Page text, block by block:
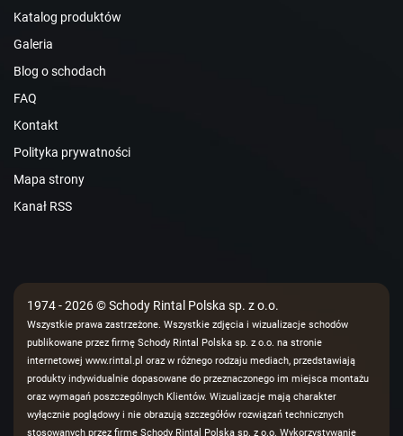
Katalog produktów
Galeria
Blog o schodach
FAQ
Kontakt
Polityka prywatności
Mapa strony
Kanał RSS
1974 - 2026 © Schody Rintal Polska sp. z o.o.
Wszystkie prawa zastrzeżone. Wszystkie zdjęcia i wizualizacje schodów
publikowane przez firmę Schody Rintal Polska sp. z o.o. na stronie
internetowej www.rintal.pl oraz w różnego rodzaju mediach, przedstawiają
produkty indywidualnie dopasowane do przeznaczonego im miejsca montażu
oraz wymagań poszczególnych Klientów. Wizualizacje mają charakter
wyłącznie poglądowy i nie obrazują szczegółów rozwiązań technicznych
stosowanych przez firmę Schody Rintal Polska sp. z o.o. Wykorzystywanie